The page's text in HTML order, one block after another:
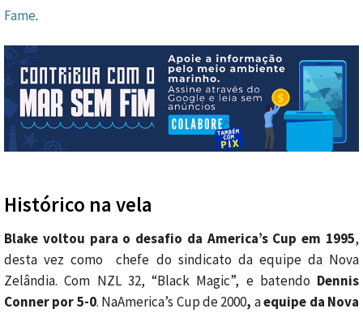
Fame.
Histórico na vela
Blake voltou para o desafio da America’s Cup em 1995,
desta vez como chefe do sindicato da equipe da Nova
Zelândia. Com NZL 32, “Black Magic”, e batendo Dennis
Conner por 5-0. NaAmerica’s Cup de 2000, aequipe da Nova